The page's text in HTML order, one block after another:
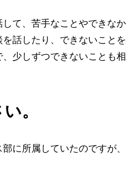
て、苦手なことやできな
話したり、できないこと
少しずつできないことも
。
に所属していたのですが